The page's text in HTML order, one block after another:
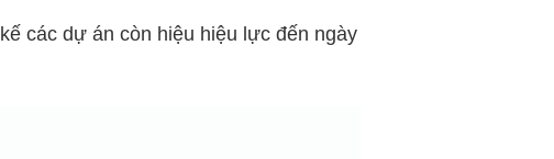
các dự án còn hiệu hiệu lực đến ngày